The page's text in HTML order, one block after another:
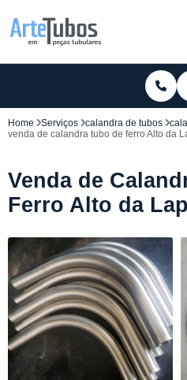
Home Serviços calandra de tubos
venda de calandra tubo de ferro Alto da
Venda de
Ferro Alto da